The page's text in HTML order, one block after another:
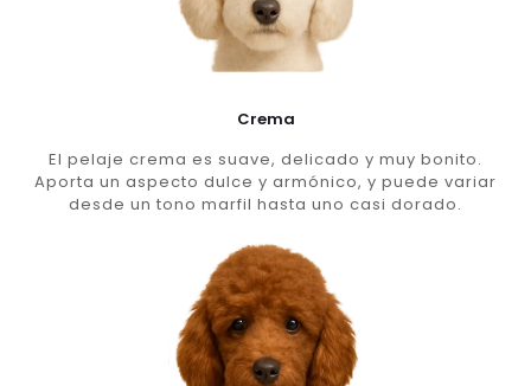
Crema
El pelaje crema es suave, delicado y muy bonito.
Aporta un aspecto dulce y armónico, y puede variar
desde un tono marfil hasta uno casi dorado.